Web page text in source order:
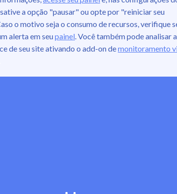
a opção "pausar" ou opte por "reiniciar seu
o motivo seja o consumo de recursos, verifique
alerta em seupainel. Você também pode analisar a
de seu site ativando o add-on demonitoramento